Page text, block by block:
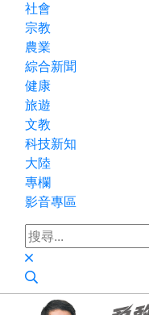
社會
宗教
農業
綜合新聞
健康
旅遊
文教
科技新知
大陸
專欄
影音專區